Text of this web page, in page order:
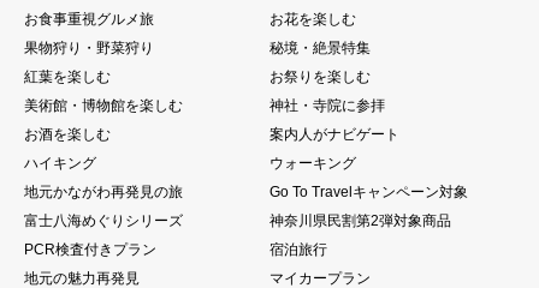
お食事重視グルメ旅
お花を楽しむ
果物狩り・野菜狩り
秘境・絶景特集
紅葉を楽しむ
お祭りを楽しむ
美術館・博物館を楽しむ
神社・寺院に参拝
お酒を楽しむ
案内人がナビゲート
ハイキング
ウォーキング
地元かながわ再発見の旅
Go To Travelキャンペーン対象
富士八海めぐりシリーズ
神奈川県民割第2弾対象商品
PCR検査付きプラン
宿泊旅行
地元の魅力再発見
マイカープラン